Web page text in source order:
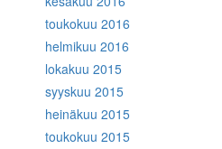
toukokuu 2016
helmikuu 2016
lokakuu 2015
syyskuu 2015
heinäkuu 2015
toukokuu 2015